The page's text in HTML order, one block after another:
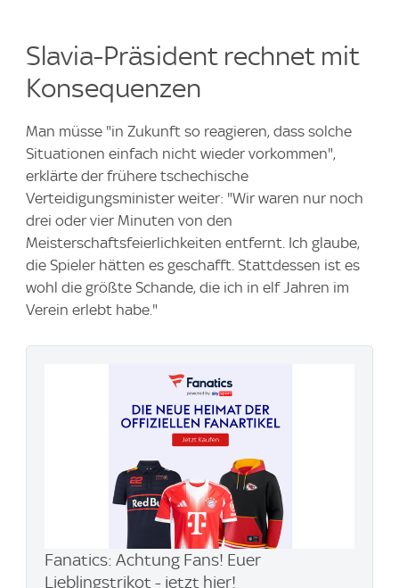
Slavia-Präsident rechnet mit
Konsequenzen
Man müsse "in Zukunft so reagieren, dass solche
Situationen einfach nicht wieder vorkommen",
erklärte der frühere tschechische
Verteidigungsminister weiter: "Wir waren nur noch
drei oder vier Minuten von den
Meisterschaftsfeierlichkeiten entfernt. Ich glaube,
die Spieler hätten es geschafft. Stattdessen ist es
wohl die größte Schande, die ich in elf Jahren im
Verein erlebt habe."
Fanatics: Achtung Fans! Euer
Lieblingstrikot - jetzt hier!